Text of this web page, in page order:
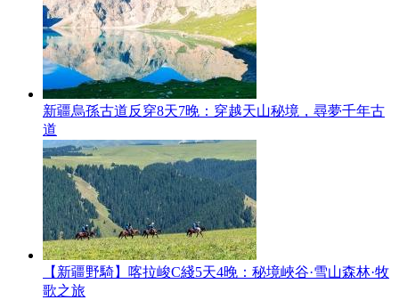
新疆烏孫古道反穿8天7晚：穿越天山秘境，尋夢千年古
道
【新疆野騎】喀拉峻C綫5天4晚：秘境峽谷·雪山森林·牧
歌之旅